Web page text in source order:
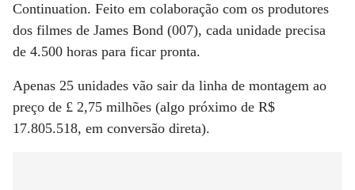
Continuation. Feito em colaboração com os produtores
dos filmes de James Bond (007), cada unidade precisa
de 4.500 horas para ficar pronta.
Apenas 25 unidades vão sair da linha de montagem ao
preço de £ 2,75 milhões (algo próximo de R$
17.805.518, em conversão direta).